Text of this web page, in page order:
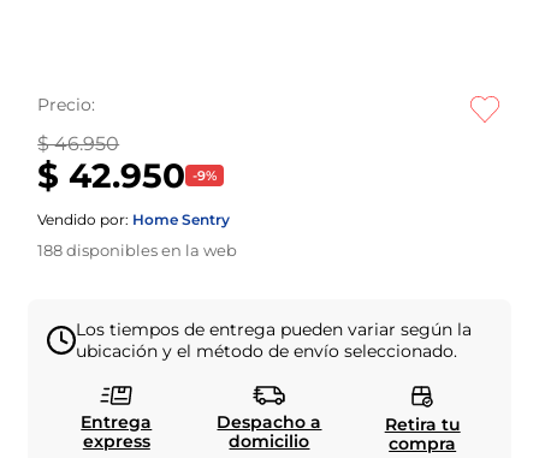
Precio:
$ 46.950
$ 42.950 -9%
Vendido por: Home Sentry
188disponibles en la web
Los tiempos de entrega pueden variar según la
ubicación y el método de envío seleccionado.
Entrega
express
Despacho a
domicilio
Retira tu
compra